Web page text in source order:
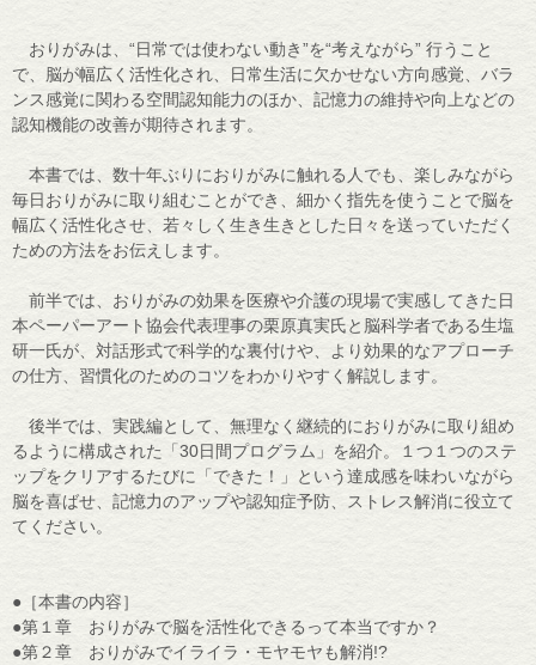
おりがみは、“日常では使わない動き”を“考えながら” 行うこと
で、脳が幅広く活性化され、日常生活に欠かせない方向感覚、バラ
ンス感覚に関わる空間認知能力のほか、記憶力の維持や向上などの
認知機能の改善が期待されます。
本書では、数十年ぶりにおりがみに触れる人でも、楽しみながら
毎日おりがみに取り組むことができ、細かく指先を使うことで脳を
幅広く活性化させ、若々しく生き生きとした日々を送っていただく
ための方法をお伝えします。
前半では、おりがみの効果を医療や介護の現場で実感してきた日
本ペーパーアート協会代表理事の栗原真実氏と脳科学者である生塩
研一氏が、対話形式で科学的な裏付けや、より効果的なアプローチ
の仕方、習慣化のためのコツをわかりやすく解説します。
後半では、実践編として、無理なく継続的におりがみに取り組め
るように構成された「30日間プログラム」を紹介。１つ１つのステ
ップをクリアするたびに「できた！」という達成感を味わいながら
脳を喜ばせ、記憶力のアップや認知症予防、ストレス解消に役立て
てください。
●［本書の内容］
●第１章 おりがみで脳を活性化できるって本当ですか？
●第２章 おりがみでイライラ・モヤモヤも解消!?